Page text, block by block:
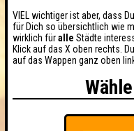
VIEL wichtiger ist aber, dass
für Dich so übersichtlich wie
wirklich füralle Städte
Klick auf das X oben rechts.
auf das Wappen ganz oben